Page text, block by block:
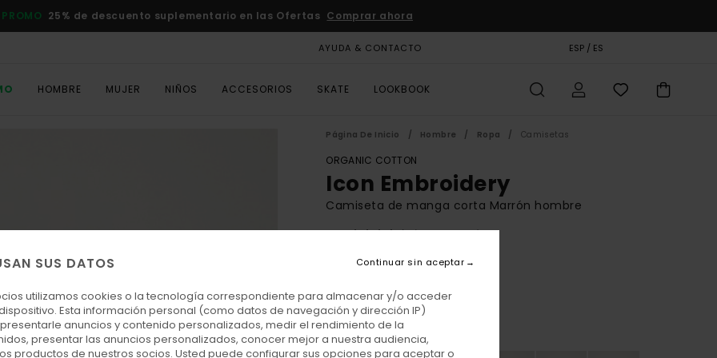
PROMO 25% de descuento suplementario en las Ofertas Comprar ahora
AYUDA & CONTACTO ESP / ES
HOMBRE MUJER NIÑOS ACCESORIOS SKATE LOOKBOOK
Página De Inicio Hombre Ropa Camisetas
ORGANIC COTTON
Icon Embroidery
Camiseta de manga corta Marrón hombre
4.6
ECO-BONUS
ColorDarkdenim/sepia
SUS DATOS
utilizamos cookies o la tecnología correspondiente para almacenar y/o acceder
Esta información personal (como datos de navegación y dirección IP)
anuncios y contenido personalizados, medir el rendimiento de la
presentar las anuncios personalizados, conocer mejor a nuestra audiencia,
productos de nuestros socios. Usted puede configurar sus opciones para aceptar o
Continuar sin aceptar